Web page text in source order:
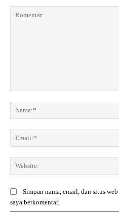
m
e
t
a
Simpan nama, email, dan situs
saya berkomentar.